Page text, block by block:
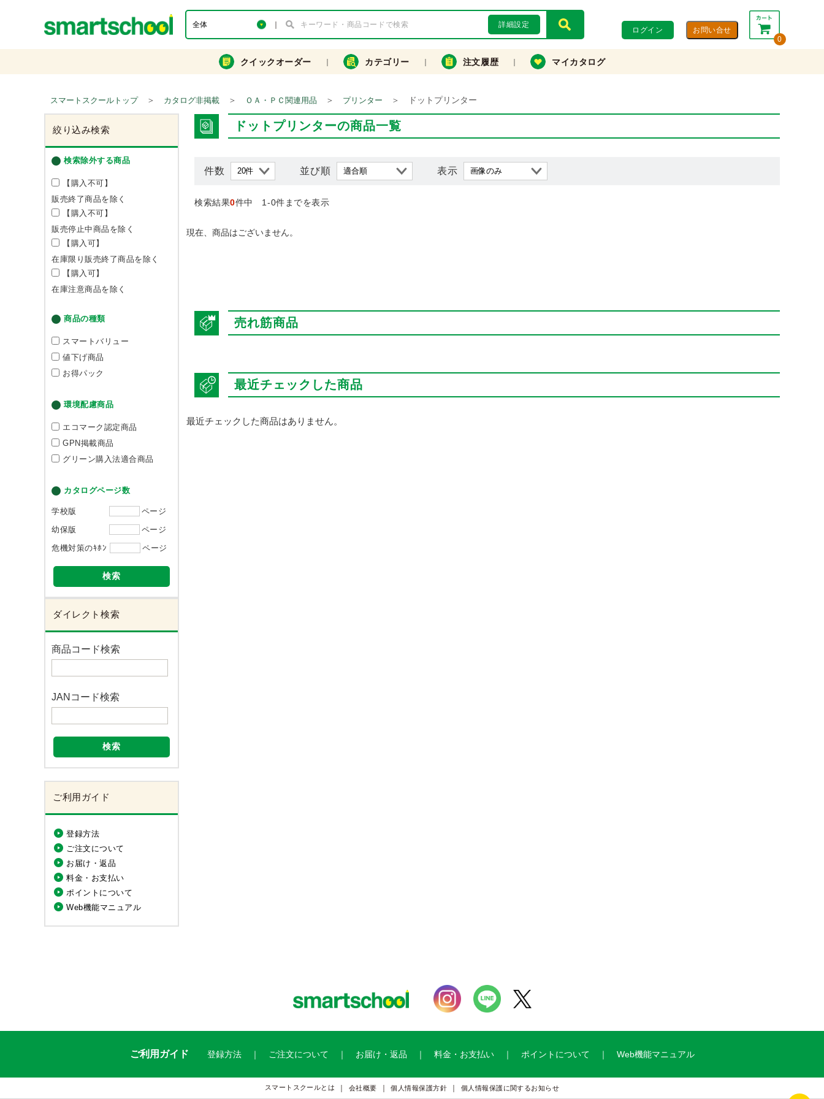
詳細設定
ログイン
0
合計： 0円
カートを見る・注文する
クイックオーダー カテゴリー 注文履歴 マイカタログ
スマートスクールトップ ＞ カタログ非掲載 ＞ ＯＡ・ＰＣ関連用品 ＞ プリンター ＞ ドットプリンター
絞り込み検索
検索除外する商品
【購入不可】
販売終了商品を除く
【購入不可】
販売停止中商品を除く
【購入可】
在庫限り販売終了商品を除く
【購入可】
在庫注意商品を除く
商品の種類
スマートバリュー
値下げ商品
お得パック
環境配慮商品
エコマーク認定商品
GPN掲載商品
グリーン購入法適合商品
カタログページ数
学校版
ページ
幼保版
ページ
危機対策のｷﾎﾝ
ページ
検索
ダイレクト検索
商品コード検索
JANコード検索
検索
ご利用ガイド
登録方法
ご注文について
お届け・返品
料金・お支払い
ポイントについて
Web機能マニュアル
ドットプリンターの商品一覧
件数 並び順 表示
検索結果0件中 1-0件までを表示
現在、商品はございません。
売れ筋商品
最近チェックした商品
最近チェックした商品はありません。
ご利用ガイド 登録方法 ご注文について お届け・返品 料金・お支払い ポイントについて Web機能マニュアル
スマートスクールとは 会社概要 個人情報保護方針 個人情報保護に関するお知らせ